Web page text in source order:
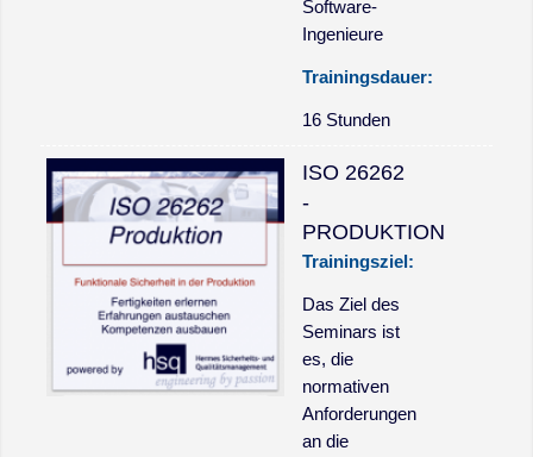
Software-
Ingenieure
Trainingsdauer:
16 Stunden
ISO 26262
-
PRODUKTION
Trainingsziel:
Das Ziel des
Seminars ist
es, die
normativen
Anforderungen
an die